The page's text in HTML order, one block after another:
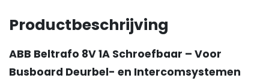
Productbeschrijving
ABB Beltrafo 8V 1A Schroefbaar – Voor
Busboard Deurbel- en Intercomsystemen